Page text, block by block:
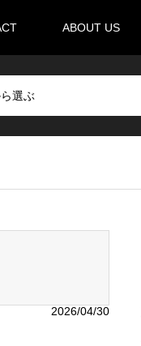
ABOUT US
選ぶ
2026/04/30